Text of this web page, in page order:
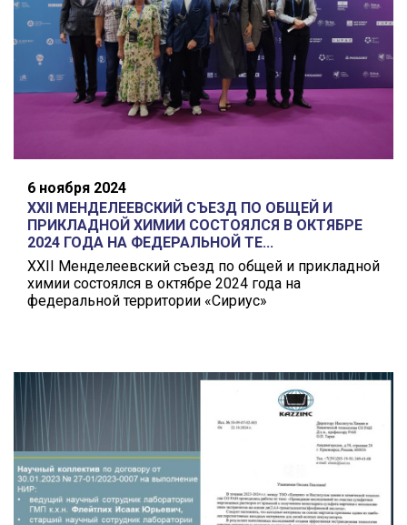
6 ноября 2024
XXII МЕНДЕЛЕЕВСКИЙ СЪЕЗД ПО ОБЩЕЙ И
ПРИКЛАДНОЙ ХИМИИ СОСТОЯЛСЯ В ОКТЯБРЕ
2024 ГОДА НА ФЕДЕРАЛЬНОЙ ТЕ...
XXII Менделеевский съезд по общей и прикладной
химии состоялся в октябре 2024 года на
федеральной территории «Сириус»